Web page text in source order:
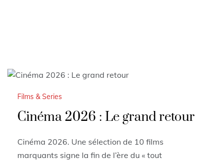
Films & Series
Cinéma 2026 : Le grand retour
Cinéma 2026. Une sélection de 10 films
marquants signe la fin de l’ère du « tout